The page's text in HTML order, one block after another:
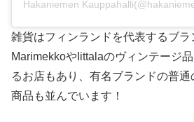
雑貨はフィンランドを代表するブラ
MarimekkoやIittalaのヴィンテージ
るお店もあり、有名ブランドの普
商品も並んでいます！